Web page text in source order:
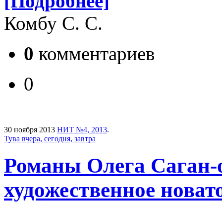
Комбу С. С.
0 комментариев
0
30 ноября 2013 НИТ №4, 2013.
Тува вчера, сегодня, завтра
Романы Олега Саган-
художественное